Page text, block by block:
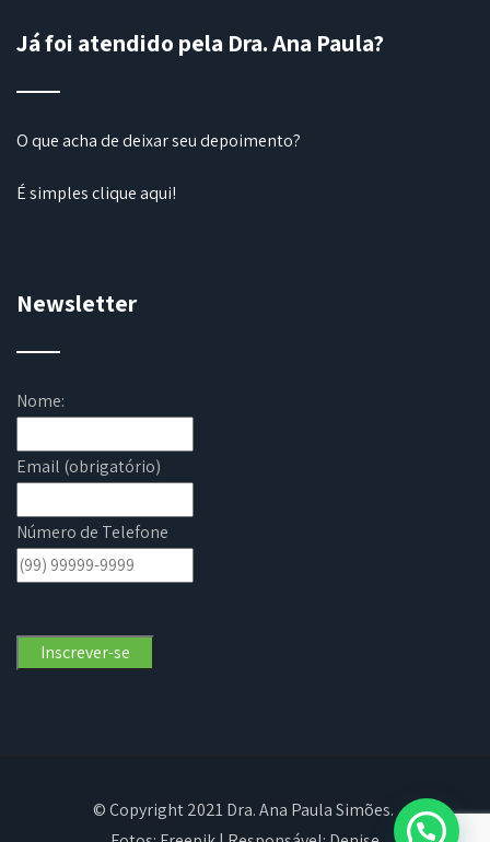
Já foi atendido pela Dra. Ana Paula?
O que acha de deixar seu depoimento?
É simplesclique aqui!
Newsletter
Nome:
Email (obrigatório)
Número de Telefone
© Copyright 2021 Dra. Ana Paula Simões.